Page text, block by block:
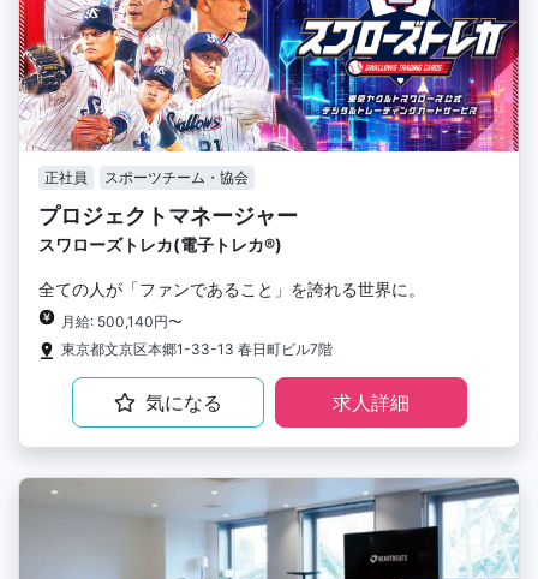
正社員 スポーツチーム・協会
プロジェクトマネージャー
スワローズトレカ(電子トレカ®︎)
全ての人が「ファンであること」を誇れる世界に。
月給: 500,140円〜
東京都文京区本郷1-33-13 春日町ビル7階
気になる 求人詳細